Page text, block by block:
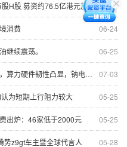
06-13
资约76.5亿港元加速全球布局
06-24
消费
06-25
继续震荡。
07-03
韧性凸显，钠电池再迎重磅催化
05-25
为短期上行阻力较大
05-25
出炉：46家低于2000元
05-28
势z9gt车主暨全球代言人